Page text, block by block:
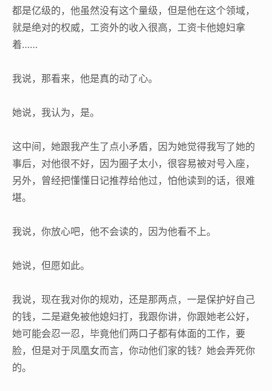
都是亿级的，他虽然没有这个量级，但是他在这个领域，
就是绝对的权威，工资外的收入很高，工资卡他媳妇拿
着……
我说，那看来，他是真的动了心。
她说，我认为，是。
这中间，她跟我产生了点小矛盾，因为她觉得我写了她的
事后，对他很不好，因为圈子太小，很容易被对号入座，
另外，曾经把懂懂日记推荐给他过，怕他读到的话，很难
堪。
我说，你放心吧，他不会读的，因为他看不上。
她说，但愿如此。
我说，现在我对你的规劝，还是那两点，一是保护好自己
的钱，二是避免被他媳妇打，我跟你讲，你跟她老公好，
她可能会忍一忍，毕竟他们两口子都有体面的工作，要
脸，但是对于凤凰女而言，你动他们家的钱？她会弄死你
的。